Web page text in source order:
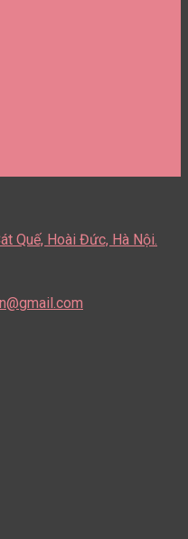
Quế, Hoài Đức, Hà Nội.